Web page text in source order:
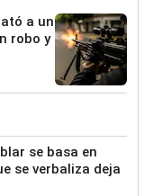
a un
robo y
se basa en
se verbaliza deja